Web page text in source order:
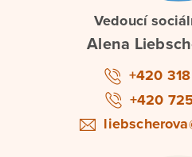
Vedoucí
Alena
+420
+420